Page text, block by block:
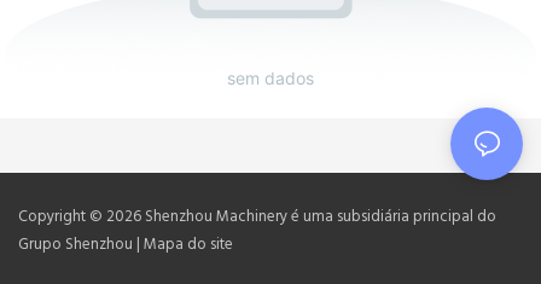
sem dados
Copyright © 2026 Shenzhou Machinery é uma subsidiária principal do
Grupo Shenzhou |Mapa do site